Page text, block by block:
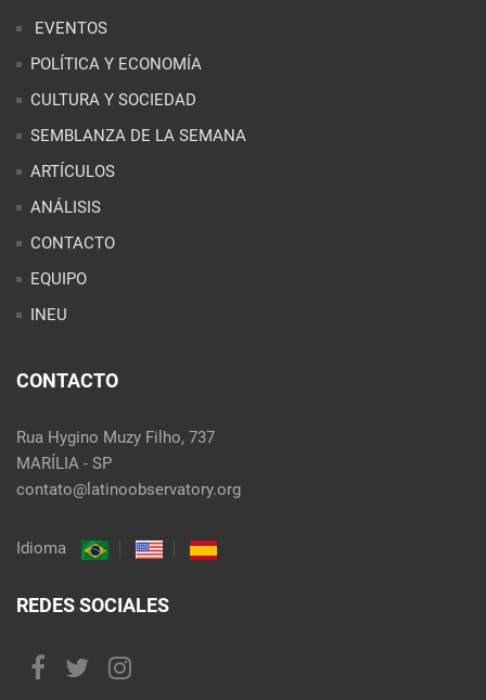
EVENTOS
POLÍTICA Y ECONOMÍA
CULTURA Y SOCIEDAD
SEMBLANZA DE LA SEMANA
ARTÍCULOS
ANÁLISIS
CONTACTO
EQUIPO
INEU
CONTACTO
Rua Hygino Muzy Filho, 737
MARÍLIA - SP
contato@latinoobservatory.org
Idioma
REDES SOCIALES